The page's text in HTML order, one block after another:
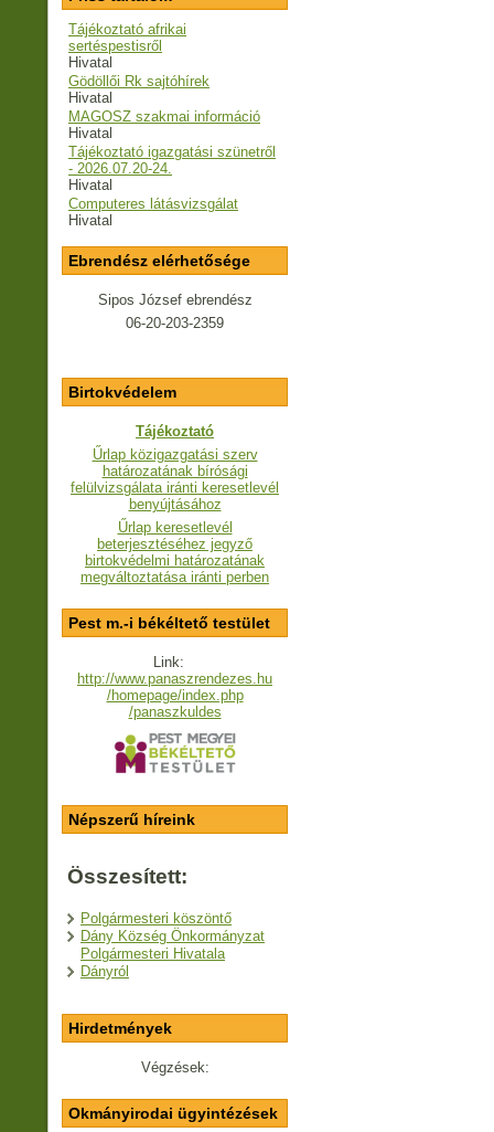
Tájékoztató afrikai
sertéspestisről
Hivatal
Gödöllői Rk sajtóhírek
Hivatal
MAGOSZ szakmai információ
Hivatal
Tájékoztató igazgatási szünetről
- 2026.07.20-24.
Hivatal
Computeres látásvizsgálat
Hivatal
Ebrendész elérhetősége
Sipos József ebrendész
06-20-203-2359
Birtokvédelem
Tájékoztató
Űrlap közigazgatási szerv
határozatának bírósági
felülvizsgálata iránti keresetlevél
benyújtásához
Űrlap keresetlevél
beterjesztéséhez jegyző
birtokvédelmi határozatának
megváltoztatása iránti perben
Pest m.-i békéltető testület
Link:
http://www.panaszrendezes.hu
/homepage/index.php
/panaszkuldes
Népszerű híreink
Összesített:
Polgármesteri köszöntő
Dány Község Önkormányzat
Polgármesteri Hivatala
Dányról
Hirdetmények
Végzések:
Okmányirodai ügyintézések